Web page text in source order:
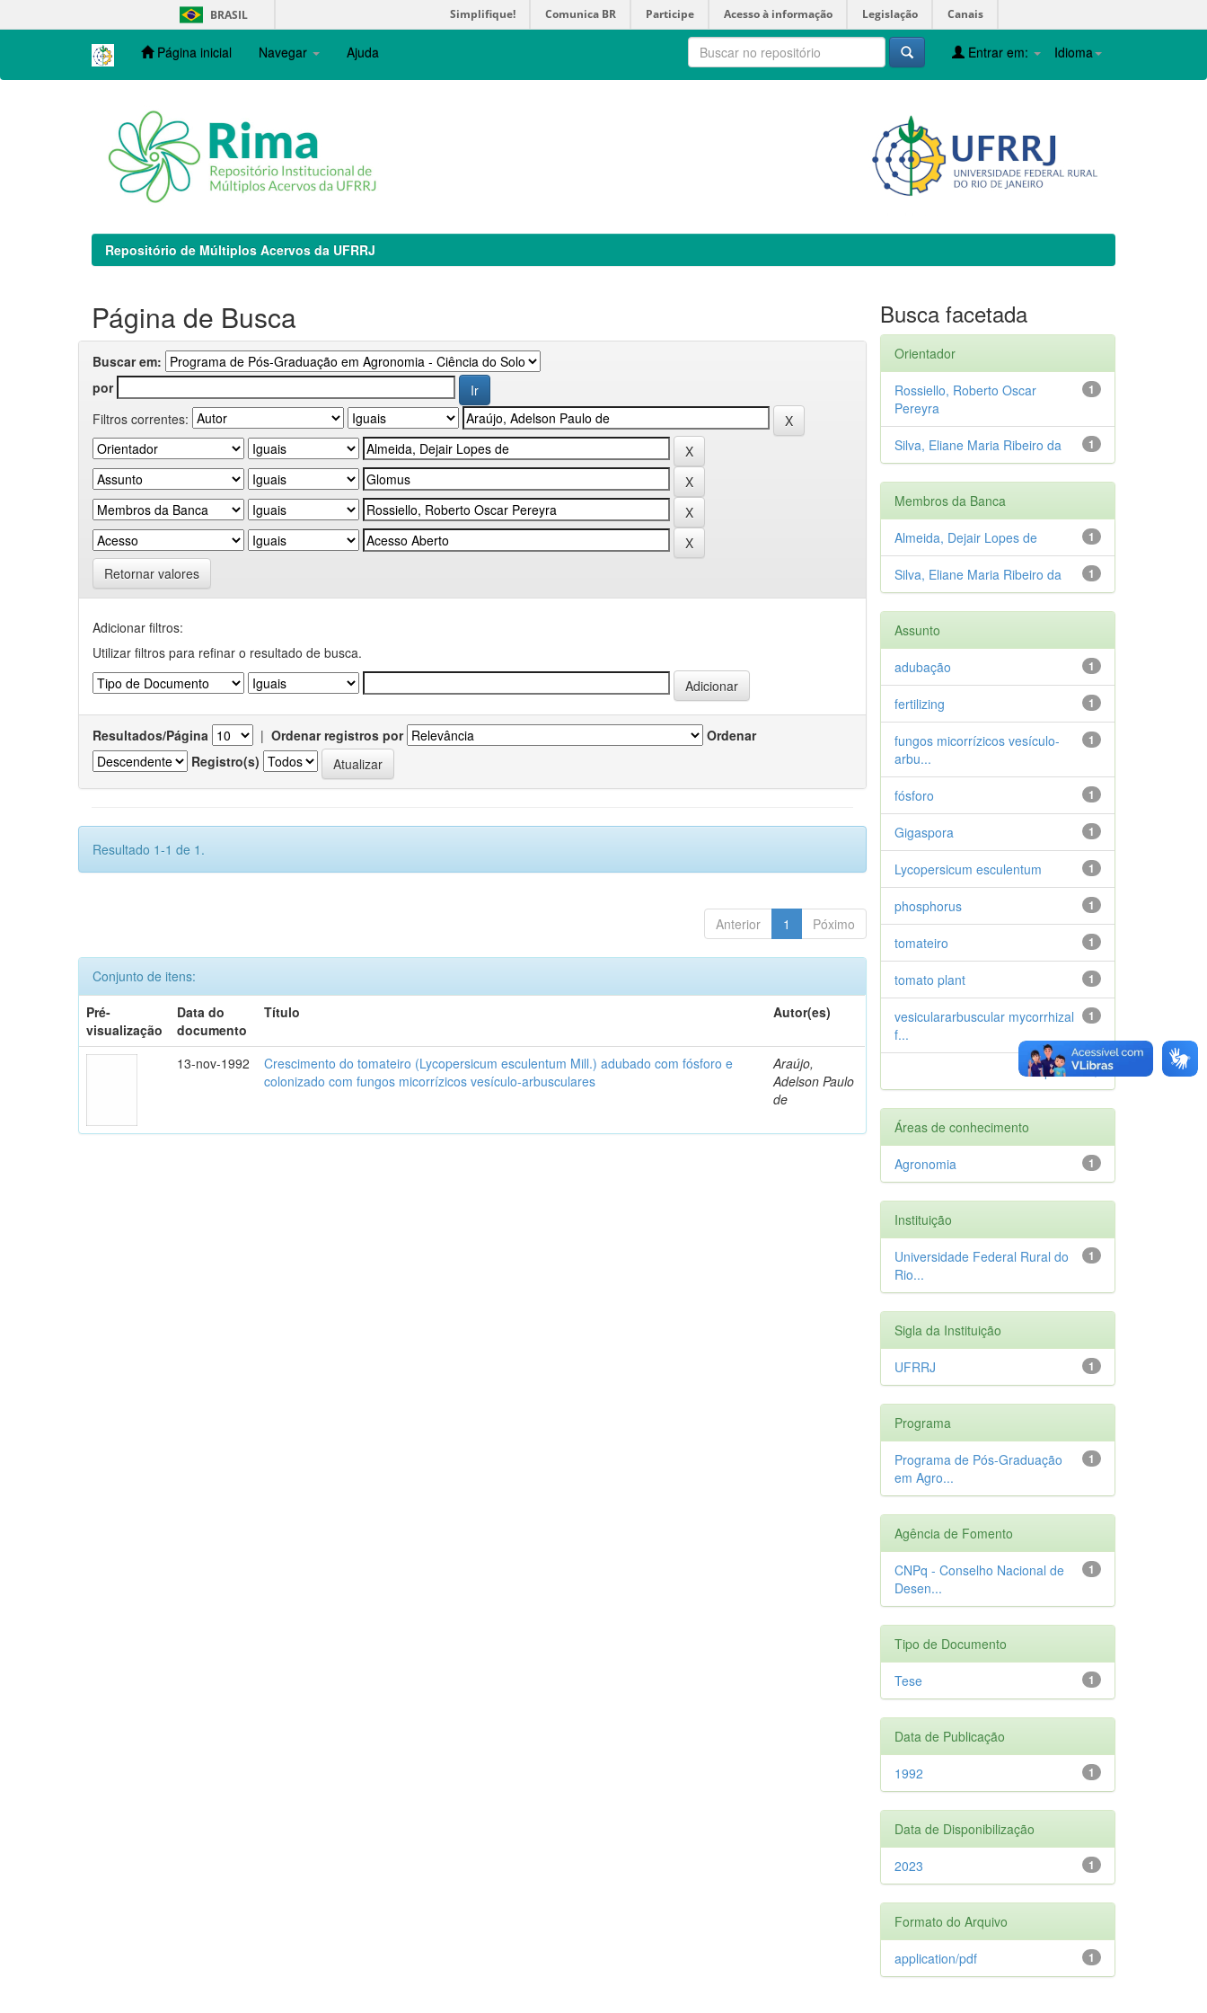
navigation
BRASIL Simplifique! Comunica BR Participe Acesso à informação Legislação Canais
Página inicial Navegar Ajuda Idioma
Entrar em:
Repositório de Múltiplos Acervos da UFRRJ
Página de Busca
Buscar em:
por
Filtros correntes:
Retornar valores
Adicionar filtros:
Utilizar filtros para refinar o resultado de busca.
Resultados/Página | Ordenar registros por
Ordenar
Registro(s)
Resultado 1-1 de 1.
Anterior 1 Póximo
Conjunto de itens:
Pré-
visualização
Data do
documento
Título Autor(es)
13-nov-1992
Crescimento do tomateiro (Lycopersicum esculentum Mill.) adubado com fósforo e
colonizado com fungos micorrízicos vesículo-arbusculares
Araújo,
Adelson Paulo
de
Busca facetada
Orientador
1
Rossiello, Roberto Oscar
Pereyra
1
Silva, Eliane Maria Ribeiro da
Membros da Banca
1
Almeida, Dejair Lopes de
1
Silva, Eliane Maria Ribeiro da
Assunto
1
adubação
1
fertilizing
1
fungos micorrízicos vesículo-
arbu...
1
fósforo
1
Gigaspora
1
Lycopersicum esculentum
1
phosphorus
1
tomateiro
1
tomato plant
1
vesiculararbuscular mycorrhizal
f...
próximo >
Áreas de conhecimento
1
Agronomia
Instituição
1
Universidade Federal Rural do
Rio...
Sigla da Instituição
1
UFRRJ
Programa
1
Programa de Pós-Graduação
em Agro...
Agência de Fomento
1
CNPq - Conselho Nacional de
Desen...
Tipo de Documento
1
Tese
Data de Publicação
1
1992
Data de Disponibilização
1
2023
Formato do Arquivo
1
application/pdf